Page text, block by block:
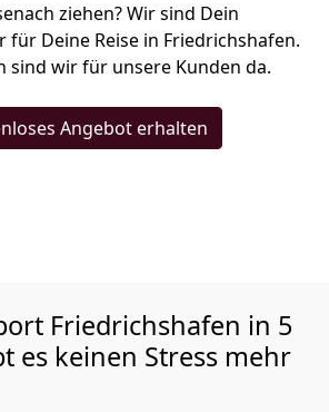
ziehen? Wir sind Dein
Deine Reise in Friedrichshafen.
sind wir für unsere Kunden da.
Angebot erhalten
Friedrichshafen in 5
es keinen Stress mehr